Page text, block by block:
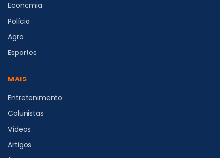
Economia
Polícia
Agro
Esportes
MAIS
Entretenimento
Colunistas
Vídeos
Artigos